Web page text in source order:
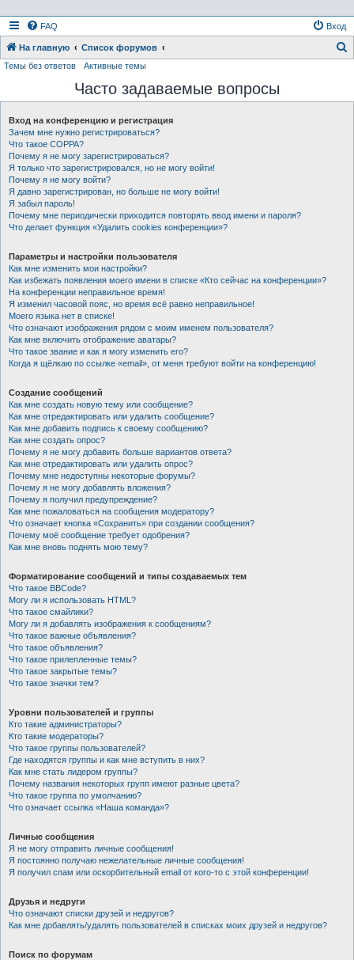
FAQ Вход
На главную Список форумов
с
Темы без ответов Активные темы
Часто задаваемые вопросы
Вход на конференцию и регистрация
Зачем мне нужно регистрироваться?
Что такое COPPA?
Почему я не могу зарегистрироваться?
Я только что зарегистрировался, но не могу войти!
Почему я не могу войти?
Я давно зарегистрирован, но больше не могу войти!
Я забыл пароль!
Почему мне периодически приходится повторять ввод имени и пароля?
Что делает функция «Удалить cookies конференции»?
Параметры и настройки пользователя
Как мне изменить мои настройки?
Как избежать появления моего имени в списке «Кто сейчас на конференции»?
На конференции неправильное время!
Я изменил часовой пояс, но время всё равно неправильное!
Моего языка нет в списке!
Что означают изображения рядом с моим именем пользователя?
Как мне включить отображение аватары?
Что такое звание и как я могу изменить его?
Когда я щёлкаю по ссылке «email», от меня требуют войти на конференцию!
Создание сообщений
Как мне создать новую тему или сообщение?
Как мне отредактировать или удалить сообщение?
Как мне добавить подпись к своему сообщению?
Как мне создать опрос?
Почему я не могу добавить больше вариантов ответа?
Как мне отредактировать или удалить опрос?
Почему мне недоступны некоторые форумы?
Почему я не могу добавлять вложения?
Почему я получил предупреждение?
Как мне пожаловаться на сообщения модератору?
Что означает кнопка «Сохранить» при создании сообщения?
Почему моё сообщение требует одобрения?
Как мне вновь поднять мою тему?
Форматирование сообщений и типы создаваемых тем
Что такое BBCode?
Могу ли я использовать HTML?
Что такое смайлики?
Могу ли я добавлять изображения к сообщениям?
Что такое важные объявления?
Что такое объявления?
Что такое прилепленные темы?
Что такое закрытые темы?
Что такое значки тем?
Уровни пользователей и группы
Кто такие администраторы?
Кто такие модераторы?
Что такое группы пользователей?
Где находятся группы и как мне вступить в них?
Как мне стать лидером группы?
Почему названия некоторых групп имеют разные цвета?
Что такое группа по умолчанию?
Что означает ссылка «Наша команда»?
Личные сообщения
Я не могу отправить личные сообщения!
Я постоянно получаю нежелательные личные сообщения!
Я получил спам или оскорбительный email от кого-то с этой конференции!
Друзья и недруги
Что означают списки друзей и недругов?
Как мне добавлять/удалять пользователей в списках моих друзей и недругов?
Поиск по форумам